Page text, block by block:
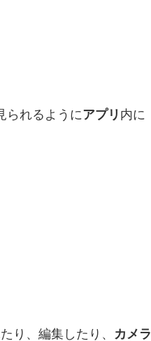
られるようにアプリ 内に
り、編集したり、 カメラ